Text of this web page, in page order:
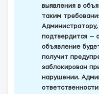
выявления в
таким
подтвердится —
объявление
получит
заблокирован
нарушении.